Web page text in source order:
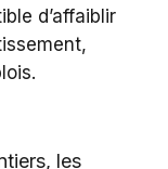
d’affaiblir
les